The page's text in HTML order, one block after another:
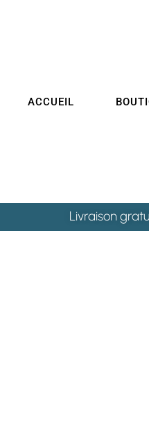
ACCUEIL
Livraison